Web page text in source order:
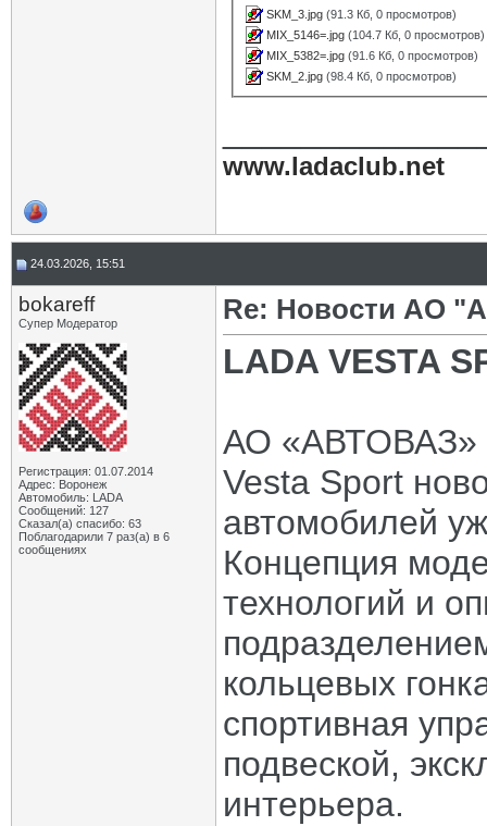
SKM_3.jpg (91.3 Кб, 0 просмотров)
MIX_5146=.jpg (104.7 Кб, 0 просмотров)
MIX_5382=.jpg (91.6 Кб, 0 просмотров)
SKM_2.jpg (98.4 Кб, 0 просмотров)
www.ladaclub.net
24.03.2026, 15:51
bokareff
Супер Модератор
Регистрация: 01.07.2014
Адрес: Воронеж
Автомобиль: LADA
Сообщений: 127
Сказал(а) спасибо: 63
Поблагодарили 7 раз(а) в 6
сообщениях
Re: Новости АО
LADA VESTA
АО «АВТОВАЗ»
Vesta Sport
автомобилей
Концепция
технологий и
кольцевых
спортивная
подвеской,
интерьера.